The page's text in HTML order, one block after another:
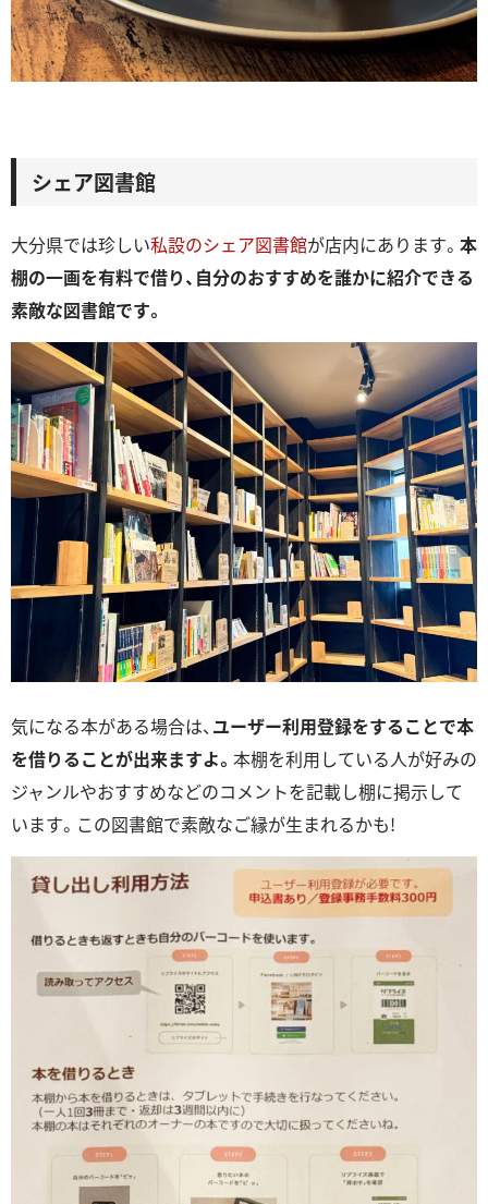
シェア図書館
大分県では珍しい私設のシェア図書館が店内にあります。 本
棚の一画を有料で借り、自分のおすすめを誰かに紹介できる
素敵な図書館です。
気になる本がある場合は、 ユーザー利用登録をすることで本
を借りることが出来ますよ。 本棚を利用している人が好みの
ジャンルやおすすめなどのコメントを記載し棚に掲示して
います。この図書館で素敵なご縁が生まれるかも!